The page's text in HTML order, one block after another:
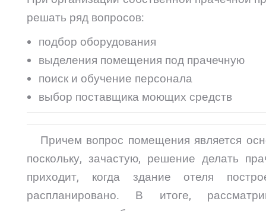
решать ряд вопросов:
подбор оборудования
выделения помещения под прачечную
поиск и обучение персонала
выбор поставщика моющих средств
Причем вопрос помещения является
поскольку, зачастую, решение делать
приходит, когда здание отеля
распланировано. В итоге,